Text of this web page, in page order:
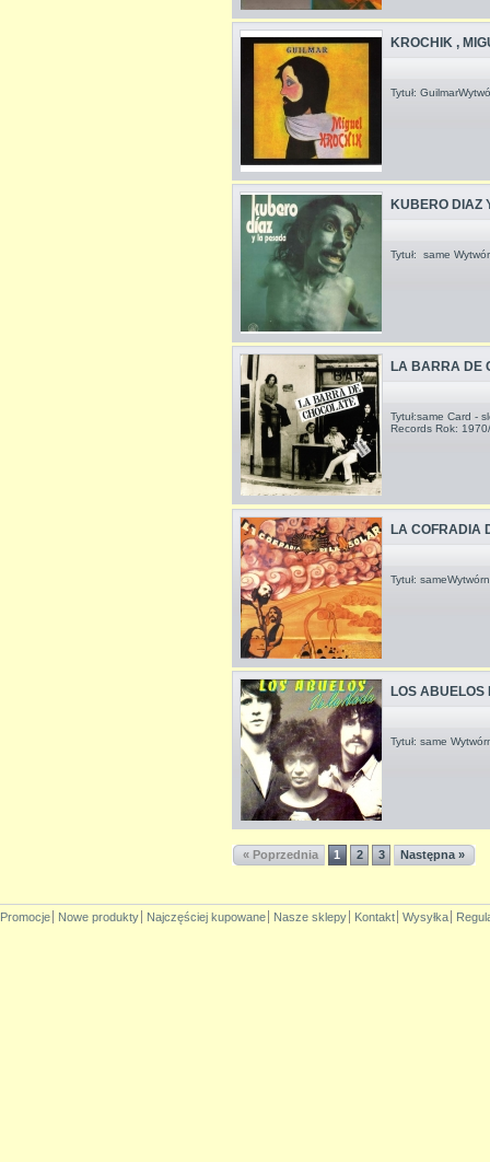
KROCHIK ,
Tytuł:
KUBERO DIAZ
Tytuł: same
LA BARRA DE
Tytuł:same Card -
Records Rok:
LA COFRADIA
Tytuł:
LOS ABUELOS
Tytuł: same
« Poprzednia 1 2 3 Następna »
Promocje Nowe produkty Najczęściej kupowane Nasze sklepy Kontakt Wysyłka